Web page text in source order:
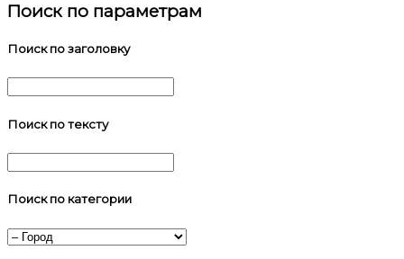
Поиск по параметрам
Поиск по заголовку
Поиск по тексту
Поиск по категории